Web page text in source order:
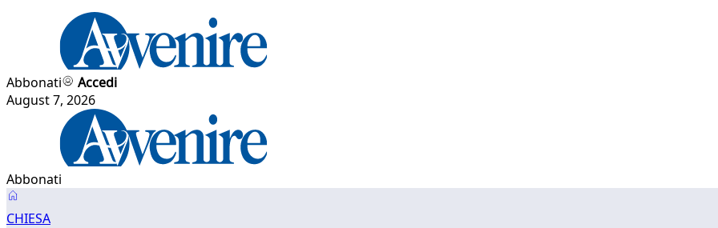
Abbonati
Accedi
August 7, 2026
Abbonati
CHIESA